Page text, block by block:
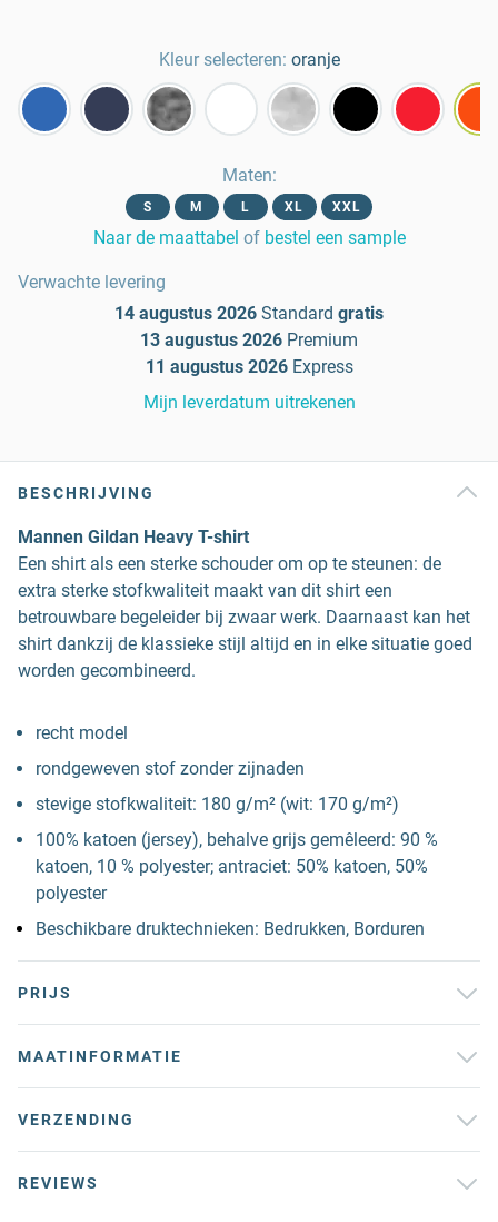
Kleur selecteren: oranje
Maten:
S M L XL XXL
Naar de maattabel of bestel een sample
Verwachte levering
14 augustus 2026 Standard gratis
13 augustus 2026 Premium
11 augustus 2026 Express
Mijn leverdatum uitrekenen
BESCHRIJVING
Mannen Gildan Heavy T-shirt
Een shirt als een sterke schouder om op te steunen: de
extra sterke stofkwaliteit maakt van dit shirt een
betrouwbare begeleider bij zwaar werk. Daarnaast kan het
shirt dankzij de klassieke stijl altijd en in elke situatie goed
worden gecombineerd.
recht model
rondgeweven stof zonder zijnaden
stevige stofkwaliteit: 180 g/m² (wit: 170 g/m²)
100% katoen (jersey), behalve grijs gemêleerd: 90 %
katoen, 10 % polyester; antraciet: 50% katoen, 50%
polyester
Beschikbare druktechnieken: Bedrukken, Borduren
PRIJS
MAATINFORMATIE
VERZENDING
REVIEWS